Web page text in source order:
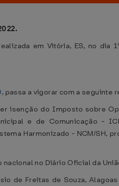
em Vitória, ES, no dia
, passa a vigorar com a seguinte
isenção do Imposto sobre
e de Comunicação -
Harmonizado - NCM/SH,
no Diário Oficial da
de Freitas de Souza,